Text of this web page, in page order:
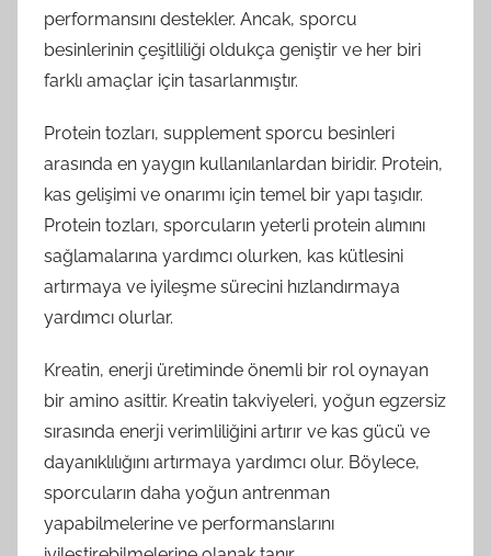
performansını destekler. Ancak, sporcu
besinlerinin çeşitliliği oldukça geniştir ve her biri
farklı amaçlar için tasarlanmıştır.
Protein tozları, supplement sporcu besinleri
arasında en yaygın kullanılanlardan biridir. Protein,
kas gelişimi ve onarımı için temel bir yapı taşıdır.
Protein tozları, sporcuların yeterli protein alımını
sağlamalarına yardımcı olurken, kas kütlesini
artırmaya ve iyileşme sürecini hızlandırmaya
yardımcı olurlar.
Kreatin, enerji üretiminde önemli bir rol oynayan
bir amino asittir. Kreatin takviyeleri, yoğun egzersiz
sırasında enerji verimliliğini artırır ve kas gücü ve
dayanıklılığını artırmaya yardımcı olur. Böylece,
sporcuların daha yoğun antrenman
yapabilmelerine ve performanslarını